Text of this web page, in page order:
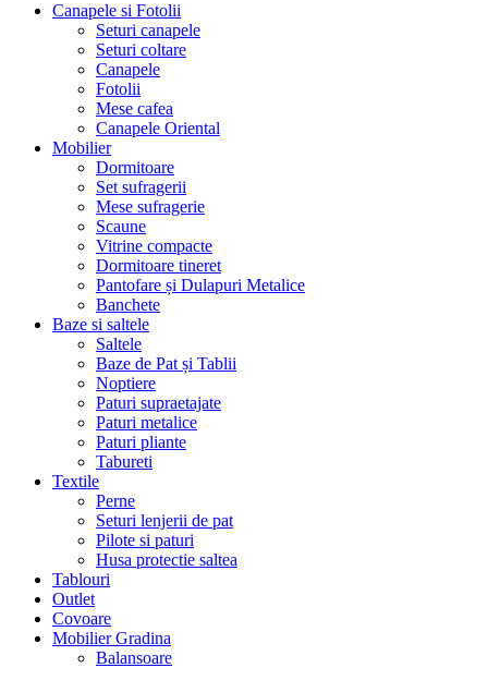
Canapele si Fotolii
Seturi canapele
Seturi coltare
Canapele
Fotolii
Mese cafea
Canapele Oriental
Mobilier
Dormitoare
Set sufragerii
Mese sufragerie
Scaune
Vitrine compacte
Dormitoare tineret
Pantofare și Dulapuri Metalice
Banchete
Baze si saltele
Saltele
Baze de Pat și Tablii
Noptiere
Paturi supraetajate
Paturi metalice
Paturi pliante
Tabureti
Textile
Perne
Seturi lenjerii de pat
Pilote si paturi
Husa protectie saltea
Tablouri
Outlet
Covoare
Mobilier Gradina
Balansoare